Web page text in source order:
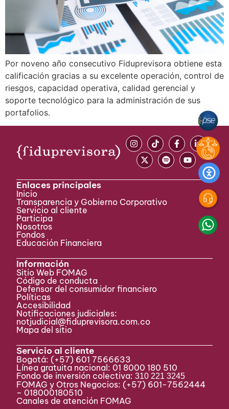
Por noveno año consecutivo Fiduprevisora obtiene esta
calificación gracias a su excelente operación, control de
riesgos, capacidad operativa, calidad gerencial y
soporte tecnológico para la administración de sus
portafolios.
Enlaces principales
Inicio
Transparencia y Gobierno Corporativo
Servicio al cliente
Participa ​
Nosotros
Fondos
Educación Financiera
Información
Sitio Web FOMAG
Código de conducta
Defensor del consumidor financiero
Políticas
Accesibilidad
Notificaciones judiciales:
notjudicial@fiduprevisora.com.co
Mapa del sitio
Servicio al cliente
Bogotá: (+57) 601 7566633
Línea gratuita nacional: 01 8000 180 510
Fondo de inversión colectiva:310 221 3245
FOMAG y Otros Negocios: (+57) 601-7562444
– 018000180510
Canales de atención FOMAG